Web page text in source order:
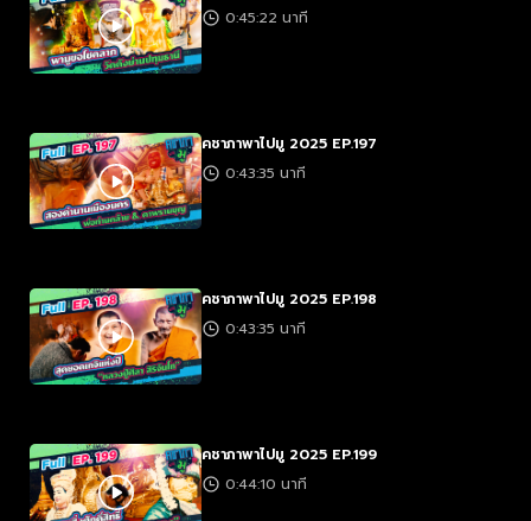
0:45:22 นาที
คชาภาพาไปมู 2025 EP.197
0:43:35 นาที
คชาภาพาไปมู 2025 EP.198
0:43:35 นาที
คชาภาพาไปมู 2025 EP.199
0:44:10 นาที